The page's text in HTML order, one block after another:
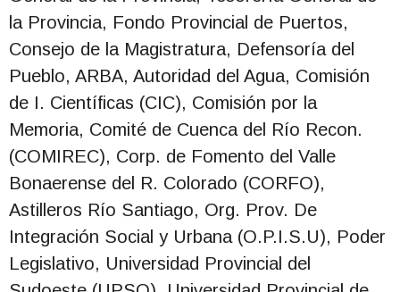
la Provincia, Fondo Provincial de Puertos,
Consejo de la Magistratura, Defensoría del
Pueblo, ARBA, Autoridad del Agua, Comisión
de I. Científicas (CIC), Comisión por la
Memoria, Comité de Cuenca del Río Recon.
(COMIREC), Corp. de Fomento del Valle
Bonaerense del R. Colorado (CORFO),
Astilleros Río Santiago, Org. Prov. De
Integración Social y Urbana (O.P.I.S.U), Poder
Legislativo, Universidad Provincial del